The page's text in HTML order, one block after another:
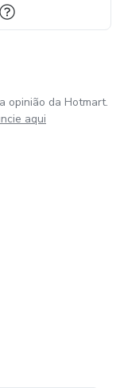
opinião da Hotmart.
aqui